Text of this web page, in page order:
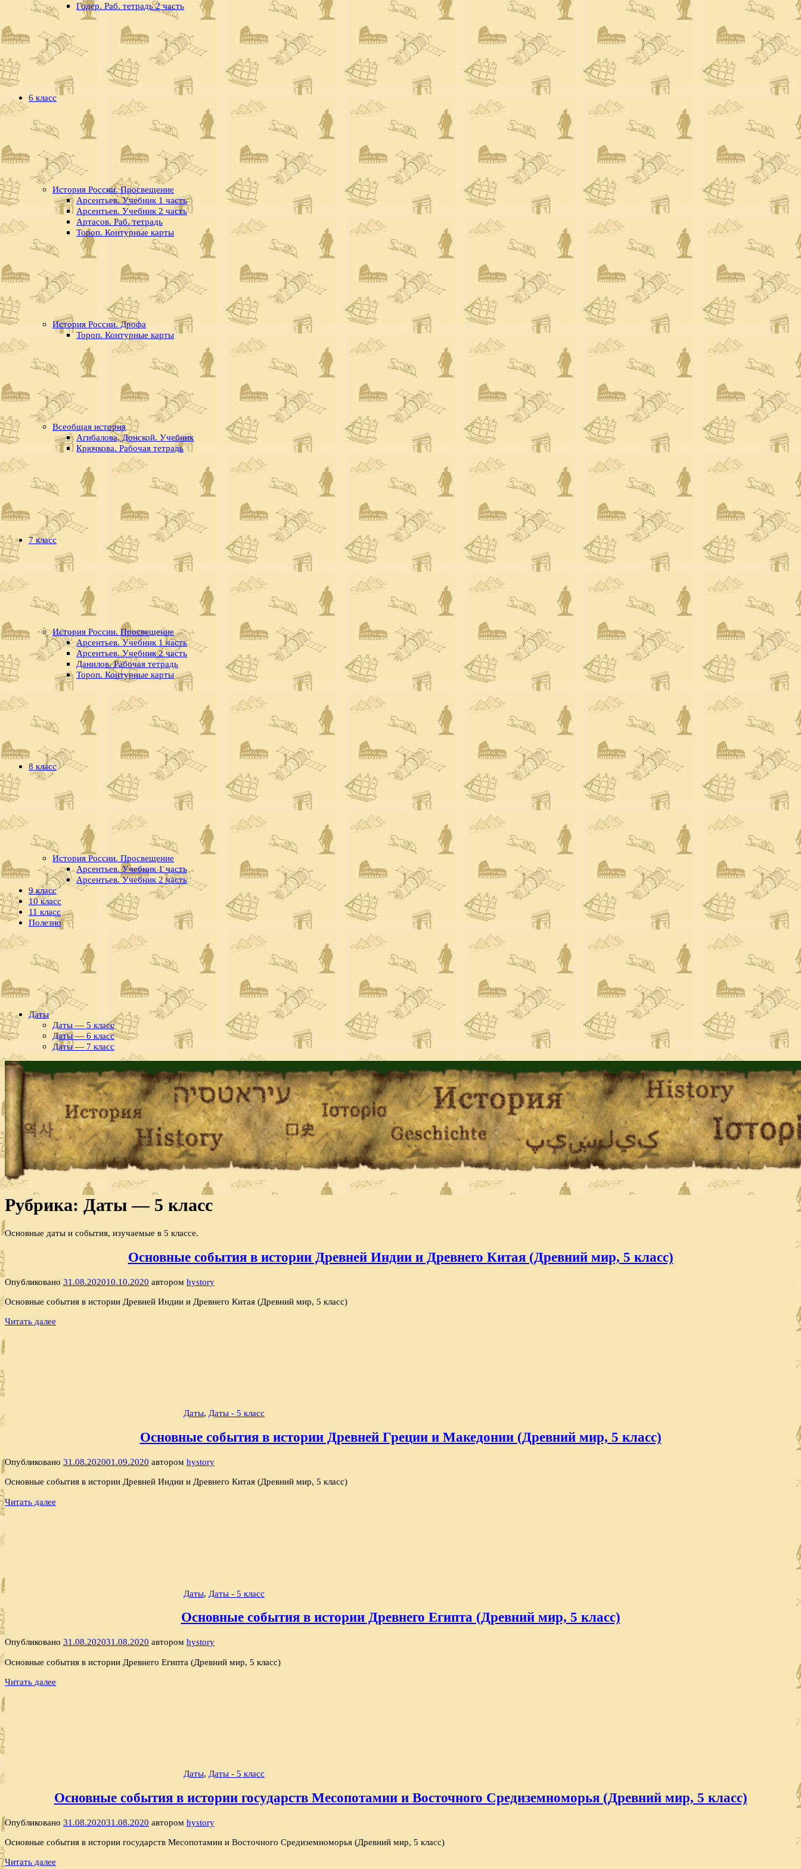
Годер. Раб. тетрадь 2 часть
6 класс
История России. Просвещение
Арсентьев. Учебник 1 часть
Арсентьев. Учебник 2 часть
Артасов. Раб. тетрадь
Тороп. Контурные карты
История России. Дрофа
Тороп. Контурные карты
Всеобщая история
Агибалова, Донской. Учебник
Крючкова. Рабочая тетрадь
7 класс
История России. Просвещение
Арсентьев. Учебник 1 часть
Арсентьев. Учебник 2 часть
Данилов. Рабочая тетрадь
Тороп. Контурные карты
8 класс
История России. Просвещение
Арсентьев. Учебник 1 часть
Арсентьев. Учебник 2 часть
9 класс
10 класс
11 класс
Полезно
Даты
Даты — 5 класс
Даты — 6 класс
Даты — 7 класс
Рубрика: Даты — 5 класс
Основные даты и события, изучаемые в 5 классе.
Основные события в истории Древней Индии и Древнего Китая (Древний мир, 5 класс)
Опубликовано 31.08.202010.10.2020 автором hystory
Основные события в истории Древней Индии и Древнего Китая (Древний мир, 5 класс)
Читать далее
Даты, Даты - 5 класс
Основные события в истории Древней Греции и Македонии (Древний мир, 5 класс)
Опубликовано 31.08.202001.09.2020 автором hystory
Основные события в истории Древней Индии и Древнего Китая (Древний мир, 5 класс)
Читать далее
Даты, Даты - 5 класс
Основные события в истории Древнего Египта (Древний мир, 5 класс)
Опубликовано 31.08.202031.08.2020 автором hystory
Основные события в истории Древнего Египта (Древний мир, 5 класс)
Читать далее
Даты, Даты - 5 класс
Основные события в истории государств Месопотамии и Восточного Средиземноморья (Древний мир, 5 класс)
Опубликовано 31.08.202031.08.2020 автором hystory
Основные события в истории государств Месопотамии и Восточного Средиземноморья (Древний мир, 5 класс)
Читать далее